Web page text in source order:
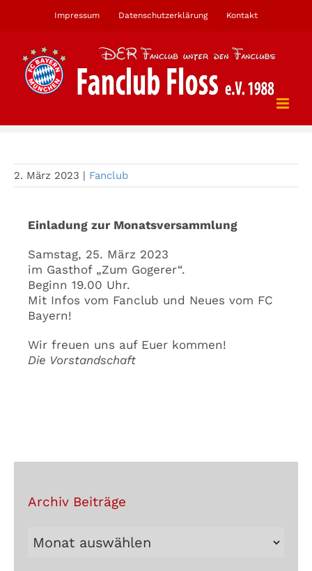
Impressum Datenschutzerklärung Kontakt
2. März 2023 | Fanclub
Einladung zur Monatsversammlung
Samstag, 25. März 2023
im Gasthof „Zum Gogerer“.
Beginn 19.00 Uhr.
Mit Infos vom Fanclub und Neues vom FC
Bayern!
Wir freuen uns auf Euer kommen!
Die Vorstandschaft
Archiv Beiträge
Archiv
Beiträge